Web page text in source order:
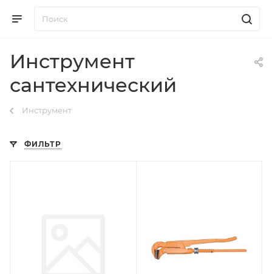
Инструмент
сантехнический
Инструмент
ФИЛЬТР